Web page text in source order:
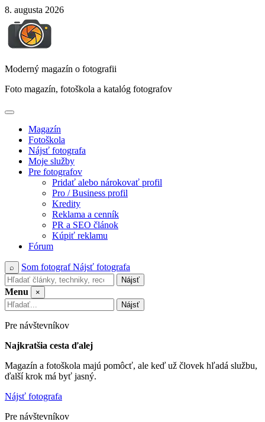
Skip
content
8. augusta 2026
Moderný magazín o fotografii
Foto magazín, fotoškola a katalóg fotografov
Magazín
Fotoškola
Nájsť fotografa
Moje služby
Pre fotografov
Pridať alebo nárokovať profil
Pro / Business profil
Kredity
Reklama a cenník
PR a SEO článok
Kúpiť reklamu
Fórum
⌕ Som fotografNájsť fotografa
Nájsť
Menu
×
Nájsť
Pre návštevníkov
Najkratšia cesta ďalej
Magazín a fotoškola majú pomôcť, ale keď už človek hľadá službu,
ďalší krok má byť jasný.
Nájsť fotografa
Pre návštevníkov